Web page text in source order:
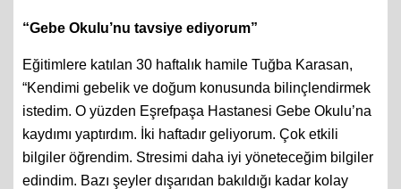
“Gebe Okulu’nu tavsiye ediyorum”
Eğitimlere katılan 30 haftalık hamile Tuğba Karasan,
“Kendimi gebelik ve doğum konusunda bilinçlendirmek
istedim. O yüzden Eşrefpaşa Hastanesi Gebe Okulu’na
kaydımı yaptırdım. İki haftadır geliyorum. Çok etkili
bilgiler öğrendim. Stresimi daha iyi yöneteceğim bilgiler
edindim. Bazı şeyler dışarıdan bakıldığı kadar kolay